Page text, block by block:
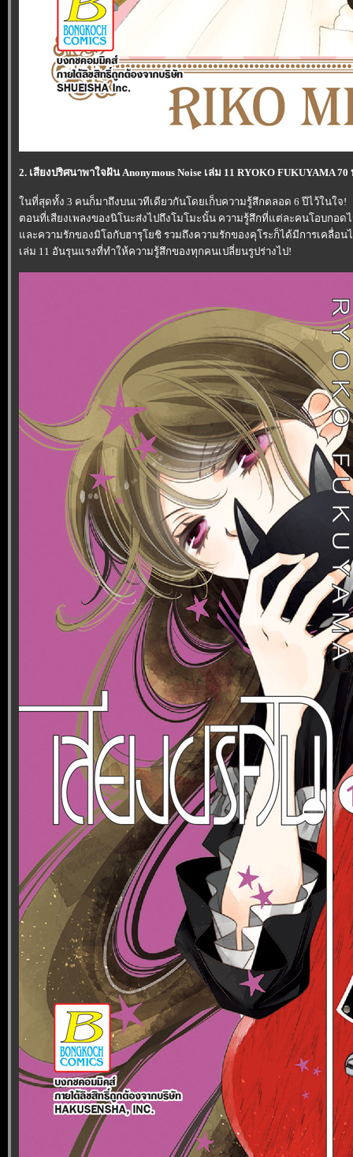
2. เสียงปริศนาพาใจฝัน Anonymous Noise เล่ม 11 RYOKO FUKUYAMA
นที่สุดทั้ง 3 คนก็มาถึงบนเวทีเดียวกันโดยเก็บความรู้สึกตลอด 6 ปีไว้ในใจ!
ตอนที่เสียงเพลงของนิโนะส่งไปถึงโมโมะนั้น ความรู้สึกที่แต่ละคนโอบกอดไ
ละความรักของมิโอกับฮารุโยชิ รวมถึงความรักของคุโระก็ได้มีการเคลื่อน
เล่ม 11 อันรุนแรงที่ทำให้ความรู้สึกของทุกคนเปลี่ยนรูปร่างไป!